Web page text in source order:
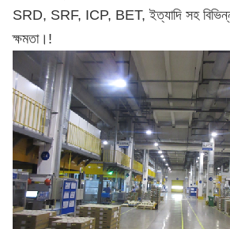
SRD, SRF, ICP, BET, ইত্যাদি সহ বিভিন্ন
ক্ষমতা। !